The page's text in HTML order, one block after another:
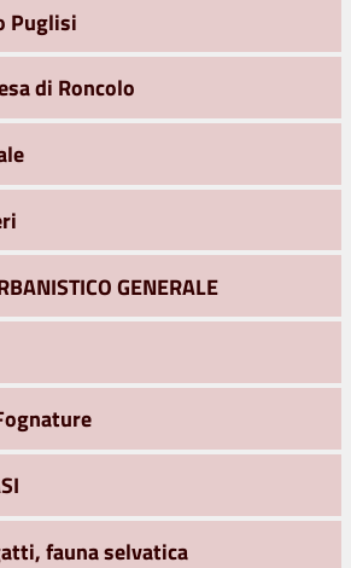
Puglisi
di Roncolo
GENERALE
fauna selvatica